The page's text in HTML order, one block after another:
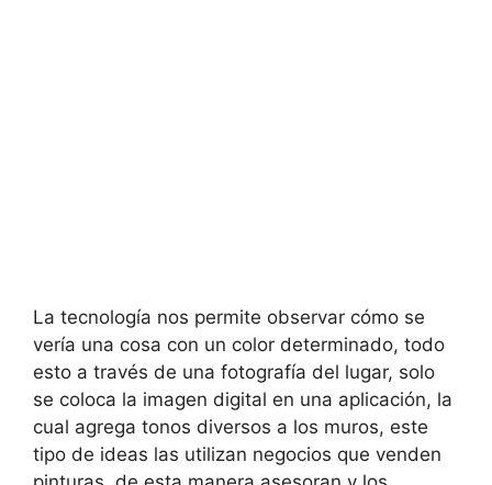
La tecnología nos permite observar cómo se
vería una cosa con un color determinado, todo
esto a través de una fotografía del lugar, solo
se coloca la imagen digital en una aplicación, la
cual agrega tonos diversos a los muros, este
tipo de ideas las utilizan negocios que venden